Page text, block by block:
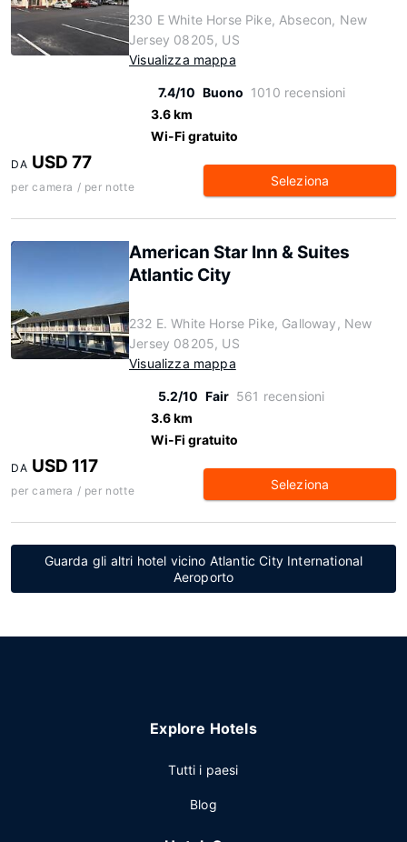
230 E White Horse Pike, Absecon, New
Jersey 08205, US
Visualizza mappa
7.4/10 Buono 1010 recensioni
3.6 km
Wi-Fi gratuito
DA USD 77
per camera / per notte Seleziona
American Star Inn & Suites
Atlantic City
232 E. White Horse Pike, Galloway, New
Jersey 08205, US
Visualizza mappa
5.2/10 Fair 561 recensioni
3.6 km
Wi-Fi gratuito
DA USD 117
per camera / per notte Seleziona
Guarda gli altri hotel vicino Atlantic City International
Aeroporto
Explore Hotels
Tutti i paesi
Blog